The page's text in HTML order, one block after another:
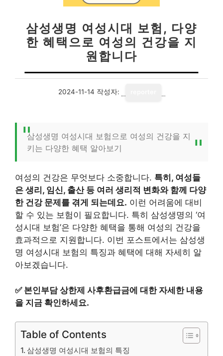
삼성생명 여성시대 보험, 다양
한 혜택으로 여성의 건강을 지
원합니다
2024-11-14 작성자:
삼성생명 여성시대 보험으로 여성의 건강을 지
키는 다양한 혜택 알아보기
여성의 건강은 무엇보다 소중합니다. 특히, 여성들
은 생리, 임신, 출산 등 여러 생리적 변화와 함께 다양
한 건강 문제를 겪게 되는데요. 이런 어려움에 대비
할 수 있는 보험이 필요합니다. 특히 삼성생명의 ‘여
성시대 보험’은 다양한 혜택을 통해 여성의 건강을
효과적으로 지원합니다. 이번 포스트에서는 삼성생
명 여성시대 보험의 특징과 혜택에 대해 자세히 알
아보겠습니다.
✅ 본인부담 상한제 사후환급금에 대한 자세한 내용
을 지금 확인하세요.
Table of Contents
삼성생명 여성시대 보험의 특징